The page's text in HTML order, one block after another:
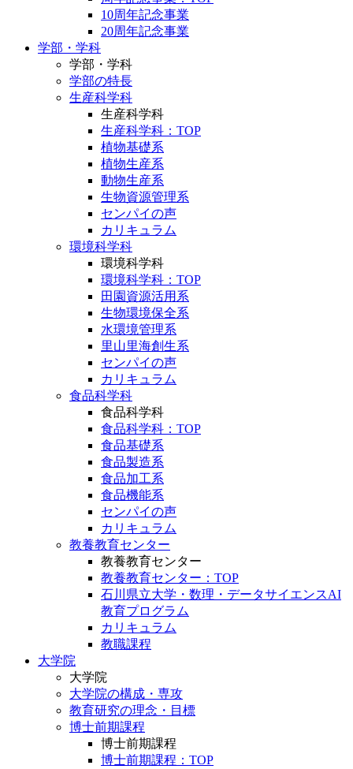
10周年記念事業
20周年記念事業
学部・学科
学部・学科
学部の特長
生産科学科
生産科学科
生産科学科：TOP
植物基礎系
植物生産系
動物生産系
生物資源管理系
センパイの声
カリキュラム
環境科学科
環境科学科
環境科学科：TOP
田園資源活用系
生物環境保全系
水環境管理系
里山里海創生系
センパイの声
カリキュラム
食品科学科
食品科学科
食品科学科：TOP
食品基礎系
食品製造系
食品加工系
食品機能系
センパイの声
カリキュラム
教養教育センター
教養教育センター
教養教育センター：TOP
石川県立大学・数理・データサイエンスAI
教育プログラム
カリキュラム
教職課程
大学院
大学院
大学院の構成・専攻
教育研究の理念・目標
博士前期課程
博士前期課程
博士前期課程：TOP